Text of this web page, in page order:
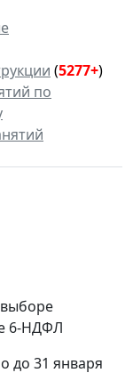
(5277+)
по
6-НДФЛ
до 31 января